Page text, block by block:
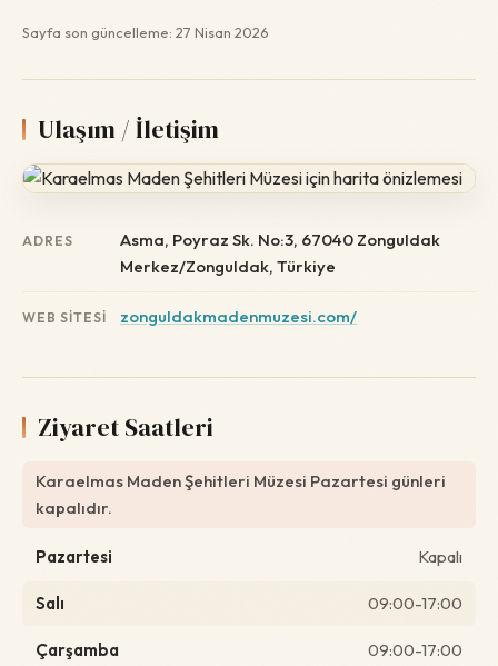
Sayfa son güncelleme: 27 Nisan 2026
Ulaşım / İletişim
ADRES
Asma, Poyraz Sk. No:3, 67040 Zonguldak
Merkez/Zonguldak, Türkiye
WEB SITESI zonguldakmadenmuzesi.com/
Ziyaret Saatleri
Karaelmas Maden Şehitleri Müzesi Pazartesi günleri
kapalıdır.
Pazartesi Kapalı
Salı 09:00-17:00
Çarşamba 09:00-17:00